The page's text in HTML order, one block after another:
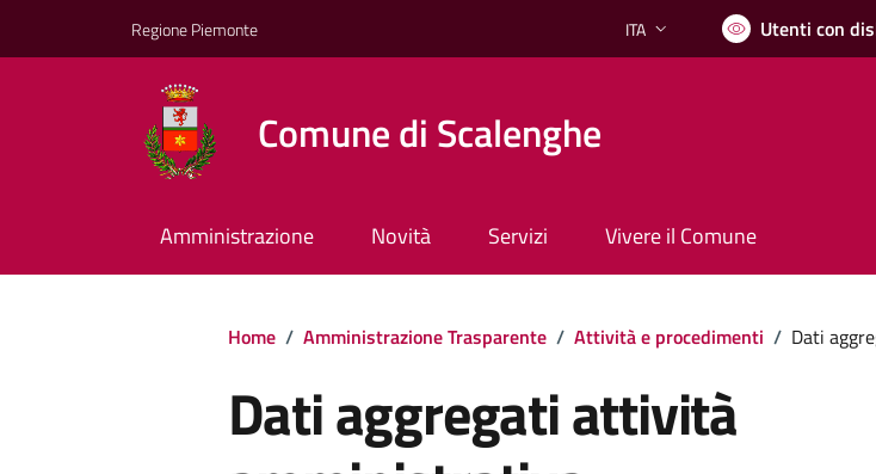
Regione Piemonte Lingua attiva:
ITA Utenti con
Comune di Scalenghe
Amministrazione Novità Servizi Vivere il Comune
Home / Amministrazione Trasparente / Attività e procedimenti / Dati
Dati aggregati attività